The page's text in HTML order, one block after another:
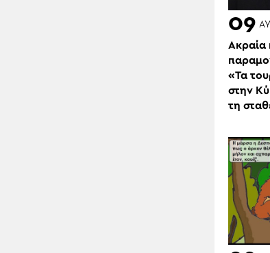
09
Ακραία
«Τα
στην
τη